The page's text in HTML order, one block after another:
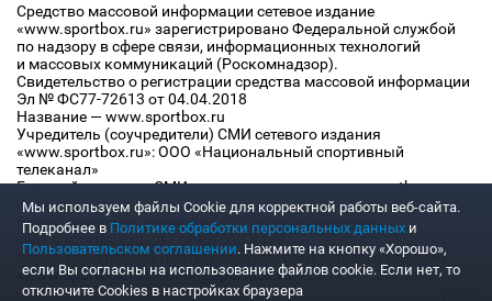
Средство массовой информации сетевое издание
«www.sportbox.ru» зарегистрировано Федеральной службой
по надзору в сфере связи, информационных технологий
и массовых коммуникаций (Роскомнадзор).
Свидетельство о регистрации средства массовой информации
Эл № ФС77-72613 от 04.04.2018
Название — www.sportbox.ru
Учредитель (соучредители) СМИ сетевого издания
«www.sportbox.ru»: ООО «Национальный спортивный
телеканал»
Главный редактор СМИ сетевого издания «www.sportbox.ru»:
Конов В.А.
Номер телефона редакции СМИ сетевого издания
«www.sportbox.ru»: +7 (495) 653 8419
Адрес электронной почты редакции СМИ сетевого издания
«www.sportbox.ru»: editor@sportbox.ru
Мы используем файлы Сookie для корректной работы веб-сайта.
Подробнее в Политике обработки персональных данных и
Пользовательском соглашении. Нажмите на кнопку «Хорошо»,
если Вы согласны на использование файлов cookie. Если нет, то
отключите Cookies в настройках браузера